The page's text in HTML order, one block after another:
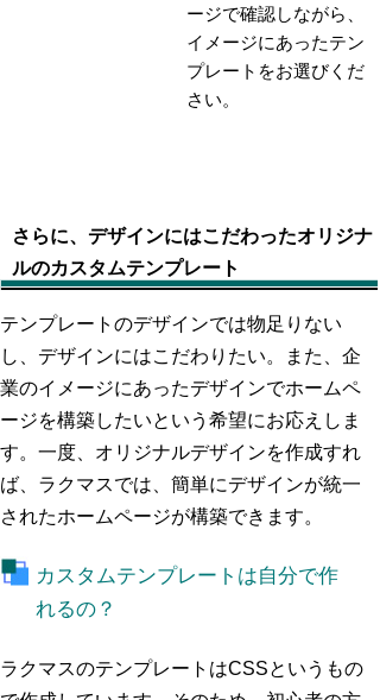
ージで確認しながら、
イメージにあったテン
プレートをお選びくだ
さい。
さらに、デザインにはこだわったオリジナ
ルのカスタムテンプレート
テンプレートのデザインでは物足りない
し、デザインにはこだわりたい。また、企
業のイメージにあったデザインでホームペ
ージを構築したいという希望にお応えしま
す。一度、オリジナルデザインを作成すれ
ば、ラクマスでは、簡単にデザインが統一
されたホームページが構築できます。
カスタムテンプレートは自分で作
れるの？
ラクマスのテンプレートはCSSというもの